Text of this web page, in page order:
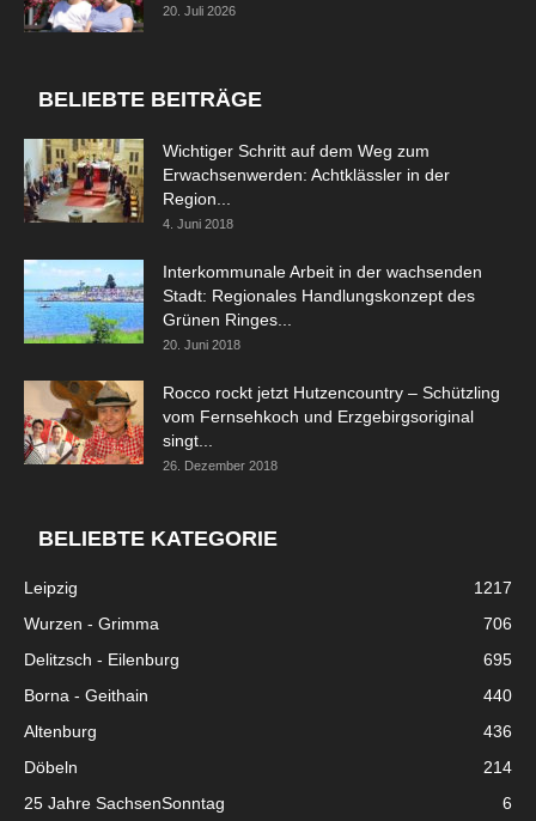
20. Juli 2026
BELIEBTE BEITRÄGE
Wichtiger Schritt auf dem Weg zum
Erwachsenwerden: Achtklässler in der
Region...
4. Juni 2018
Interkommunale Arbeit in der wachsenden
Stadt: Regionales Handlungskonzept des
Grünen Ringes...
20. Juni 2018
Rocco rockt jetzt Hutzencountry – Schützling
vom Fernsehkoch und Erzgebirgsoriginal
singt...
26. Dezember 2018
BELIEBTE KATEGORIE
Leipzig
1217
Wurzen - Grimma
706
Delitzsch - Eilenburg
695
Borna - Geithain
440
Altenburg
436
Döbeln
214
25 Jahre SachsenSonntag
6